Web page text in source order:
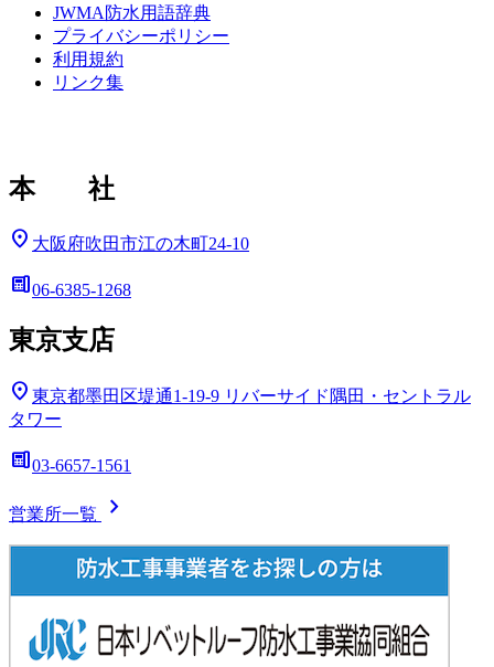
JWMA防水用語辞典
プライバシーポリシー
利用規約
リンク集
本 社
location_on 大阪府吹田市江の木町24-10
deskphone06-6385-1268
東京支店
location_on 東京都墨田区堤通1-19-9 リバーサイド隅田・セントラル
タワー
deskphone03-6657-1561
営業所一覧 chevron_right